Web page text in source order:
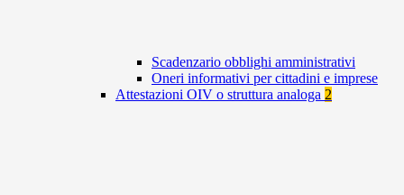
Scadenzario obblighi amministrativi
Oneri informativi per cittadini e imprese
Attestazioni OIV o struttura analoga 2